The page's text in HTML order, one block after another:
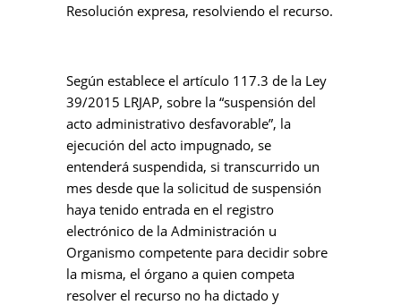
Resolución expresa, resolviendo el recurso.
Según establece el artículo 117.3 de la Ley
39/2015 LRJAP, sobre la “suspensión del
acto administrativo desfavorable”, la
ejecución del acto impugnado, se
entenderá suspendida, si transcurrido un
mes desde que la solicitud de suspensión
haya tenido entrada en el registro
electrónico de la Administración u
Organismo competente para decidir sobre
la misma, el órgano a quien competa
resolver el recurso no ha dictado y